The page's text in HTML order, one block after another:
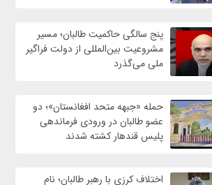
پنج سالگی حاکمیت طالبان؛ مسیر
مشروعیت بین‌المللی از دولت فراگیر
ملی می‌گذرد
حمله «جبهه متحد افغانستان»؛ دو
عضو طالبان در ورودی فرماندهی
پلیس قندهار کشته شدند
اختلاف کرزی با رهبر طالبان؛ نام